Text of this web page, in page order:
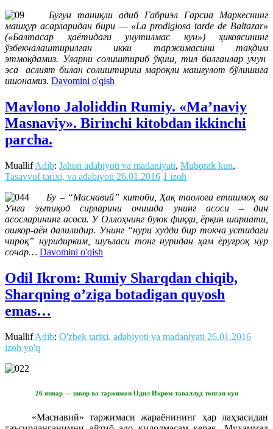
Бугун таниқли адиб Габриэл Гарсиа Маркеснинг
машҳур асарларидан бири — «La prodigiosa tarde de Baltazar»
(«Балтасар ҳаётидаги унутилмас кун») ҳикоясининг
ўзбекчалаштирилган икки таржимасини тақдим
этмоқдамиз. Уларни солиштириб ўқиш, тил билганлар учун
эса аслият билан солиштириш мароқли машғулот бўлишига
ишонамиз. Davomini o'qish
Mavlono Jaloliddin Rumiy. «Ma’naviy
Masnaviy». Birinchi kitobdan ikkinchi
parcha.
MuallifAdib: Jahon adabiyoti va madaniyati, Muborak kun,
Tasavvuf tarixi, va adabiyoti 26.01.2016 1 izoh
Бу – “Маснавий” китоби, Ҳақ таолога етишмоқ ва
Унга эътиқод сирларини очишда унинг асоси – дин
асосларининг асоси. У Оллоҳнинг буюк фиқҳи, ёрқин шариати,
ошкор-аён далилидир. Унинг “нури худди бир токча устидаги
чироқ” нуридирким, шуъласи тонг нуридан ҳам ёруғроқ нур
сочар… Davomini o'qish
Odil Ikrom: Rumiy Sharqdan chiqib,
Sharqning o’ziga botadigan quyosh
emas…
MuallifAdib: O'zbek tarixi, adabiyoti va madaniyati 26.01.2016
izoh yo'q
26 январ — шоир ва таржимон Одил Икром таваллуд топган кун
«Маснавий» таржимаси жараёнининг ҳар лаҳзасидан